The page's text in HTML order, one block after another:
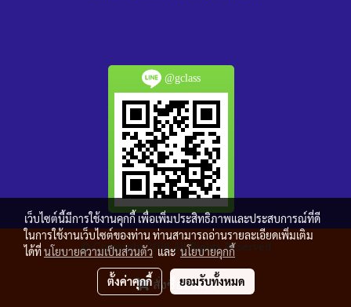
สั่งซื้อสินค้า
@gclass
© Copyright 2016 All Rights Reserved
ผู้เข้าชมวันนี้ 1
เว็บไซต์นี้มีการใช้งานคุกกี้ เพื่อเพิ่มประสิทธิภาพและประสบการณ์ที่ดี
ในการใช้งานเว็บไซต์ของท่าน ท่านสามารถอ่านรายละเอียดเพิ่มเติม
ได้ที่นโยบายความเป็นส่วนตัวและนโยบายคุกกี้
ตั้งค่าคุกกี้ ยอมรับทั้งหมด